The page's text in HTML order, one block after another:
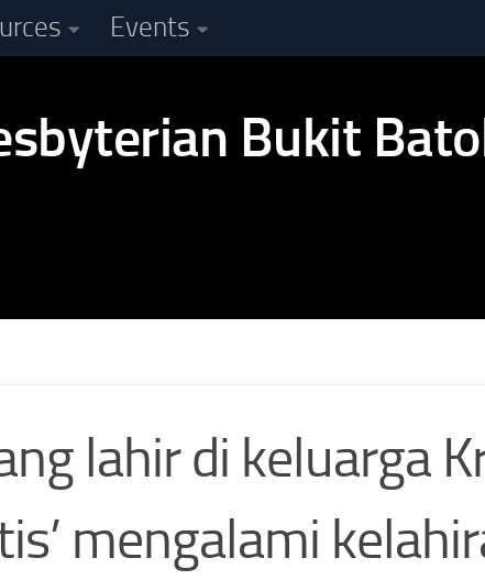
Events
lahir di keluarga
mengalami